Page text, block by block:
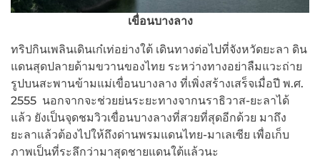
เขื่อนบางลาง
ทริปกินเพลินเดินเก๋เท่อย่างใต้ เดินทางต่อไปที่จังหวัดยะลา ดิน
แดนสุดปลายด้ามขวานของไทย ระหว่างทางอย่าลืมแวะถ่าย
รูปบนสะพานข้ามแม่เขื่อนบางลาง ที่เพิ่งสร้างเสร็จเมื่อปี พ.ศ.
2555 นอกจากจะช่วยย่นระยะทางจากนราธิวาส-ยะลาได้
แล้ว ยังเป็นจุดชมวิวเขื่อนบางลางที่สวยที่สุดอีกด้วย มาถึง
ยะลาแล้วต้องไปให้ถึงด่านพรมแดนไทย-มาเลเซีย เพื่อเก็บ
ภาพเป็นที่ระลึกว่ามาสุดชายแดนใต้แล้วนะ